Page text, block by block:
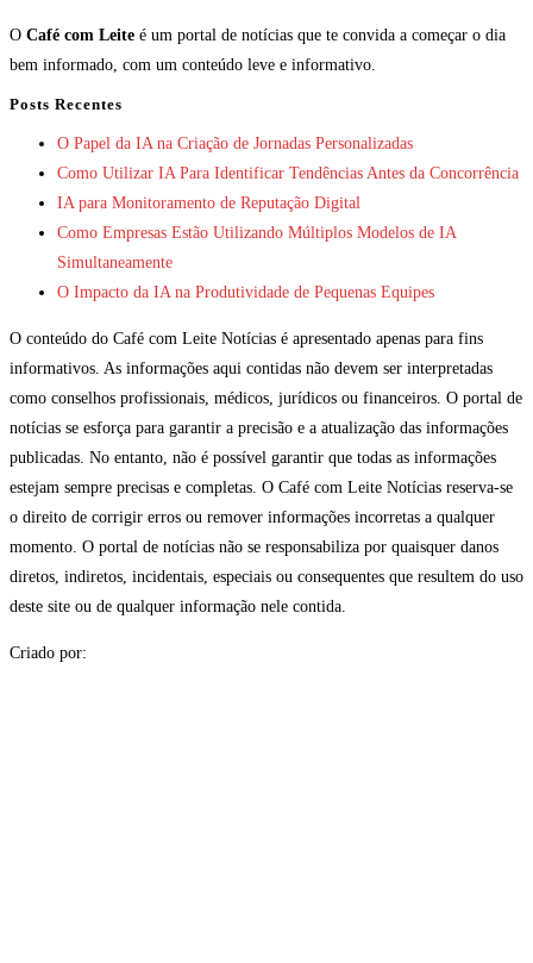
O Café com Leite é um portal de notícias que te convida a começar o dia
bem informado, com um conteúdo leve e informativo.
Posts Recentes
O Papel da IA na Criação de Jornadas Personalizadas
Como Utilizar IA Para Identificar Tendências Antes da Concorrência
IA para Monitoramento de Reputação Digital
Como Empresas Estão Utilizando Múltiplos Modelos de IA
Simultaneamente
O Impacto da IA na Produtividade de Pequenas Equipes
O conteúdo do Café com Leite Notícias é apresentado apenas para fins
informativos. As informações aqui contidas não devem ser interpretadas
como conselhos profissionais, médicos, jurídicos ou financeiros. O portal de
notícias se esforça para garantir a precisão e a atualização das informações
publicadas. No entanto, não é possível garantir que todas as informações
estejam sempre precisas e completas. O Café com Leite Notícias reserva-se
o direito de corrigir erros ou remover informações incorretas a qualquer
momento. O portal de notícias não se responsabiliza por quaisquer danos
diretos, indiretos, incidentais, especiais ou consequentes que resultem do uso
deste site ou de qualquer informação nele contida.
Criado por: